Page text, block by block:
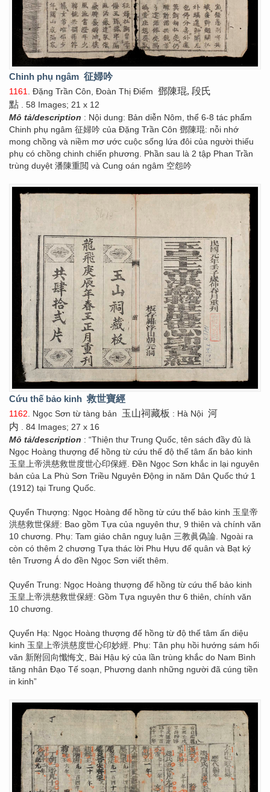
Chinh phụ ngâm 征婦吟
1161 . Đặng Trần Côn, Đoàn Thị Điểm 鄧陳琨, 段氏
點 . 58 Images; 21 x 12
Mô tả/description : Nội dung: Bản diễn Nôm, thể 6-8 tác phẩm
Chinh phụ ngâm 征婦吟 của Đặng Trần Côn 鄧陳琨: nỗi nhớ
mong chồng và niềm mơ ước cuộc sống lứa đôi của người thiếu
phụ có chồng chinh chiến phương. Phần sau là 2 tập Phan Trần
trùng duyệt 潘陳重閲 và Cung oán ngâm 空怨吟
Cứu thế bảo kinh 救世寶經
1162 . Ngọc Sơn từ tàng bản 玉山祠藏板 : Hà Nội 河
内 . 84 Images; 27 x 16
Mô tả/description : “Thiện thư Trung Quốc, tên sách đầy đủ là
Ngọc Hoàng thượng đế hồng từ cứu thế độ thế tâm ấn bảo kinh
玉皇上帝洪慈救世度世心印保經. Đền Ngọc Sơn khắc in lại nguyên
bản của La Phù Sơn Triều Nguyên Động in năm Dân Quốc thứ 1
(1912) tại Trung Quốc.
Quyển Thượng: Ngọc Hoàng đế hồng từ cứu thế bảo kinh 玉皇帝
洪慈救世保經: Bao gồm Tựa của nguyên thư, 9 thiên và chính văn
10 chương. Phụ: Tam giáo chân nguỵ luận 三教眞偽論. Ngoài ra
còn có thêm 2 chương Tựa thác lời Phu Hựu đế quân và Bạt ký
tên Trương Á do đền Ngọc Sơn viết thêm.
Quyển Trung: Ngọc Hoàng thượng đế hồng từ cứu thế bảo kinh
玉皇上帝洪慈救世保經: Gồm Tựa nguyên thư 6 thiên, chính văn
10 chương.
Quyển Hạ: Ngọc Hoàng thượng đế hồng từ độ thế tâm ấn diệu
kinh 玉皇上帝洪慈度世心印妙經. Phụ: Tân phụ hồi hướng sám hối
văn 新附回向懺悔文, Bài Hậu ký của lần trùng khắc do Nam Bình
tăng nhân Đạo Tế soạn, Phương danh những người đã cúng tiền
in kinh”